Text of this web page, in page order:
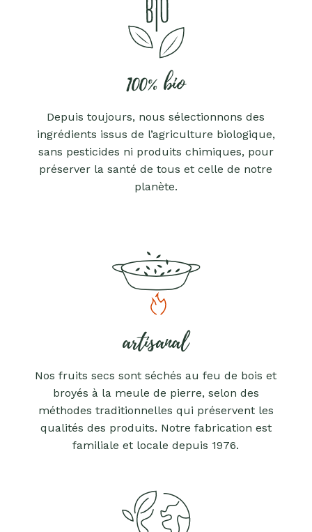
100% bio
Depuis toujours, nous sélectionnons des
ingrédients issus de l’agriculture biologique,
sans pesticides ni produits chimiques, pour
préserver la santé de tous et celle de notre
planète.
artisanal
Nos fruits secs sont séchés au feu de bois et
broyés à la meule de pierre, selon des
méthodes traditionnelles qui préservent les
qualités des produits. Notre fabrication est
familiale et locale depuis 1976.